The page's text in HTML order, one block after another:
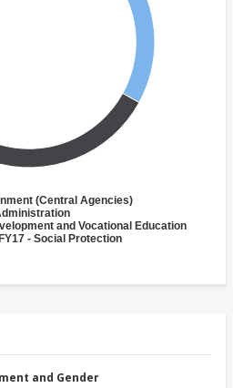
(Central Agencies)
and Vocational Education
FY17 - Social Protection
and Gender